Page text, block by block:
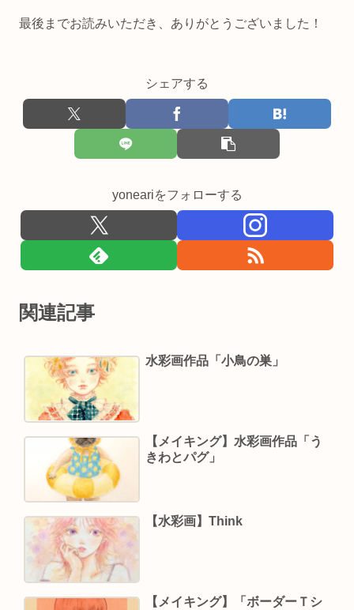
最後までお読みいただき、ありがとうございました！
シェアする
yoneariをフォローする
関連記事
水彩画作品「小鳥の巣」
【メイキング】水彩画作品「う
きわとパグ」
【水彩画】Think
【メイキング】「ボーダーＴシ